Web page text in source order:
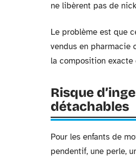
ne libèrent pas de
Le problème est que
vendus en pharmacie
la composition exacte
Risque
détachables
Pour les enfants de
pendentif, une perle,